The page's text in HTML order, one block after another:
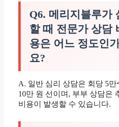
Q6. 메리지블루가
할 때 전문가 상담
용은 어느 정도인
요?
A. 일반 심리 상담은 회당 5만
10만 원 선이며, 부부 상담은
비용이 발생할 수 있습니다.